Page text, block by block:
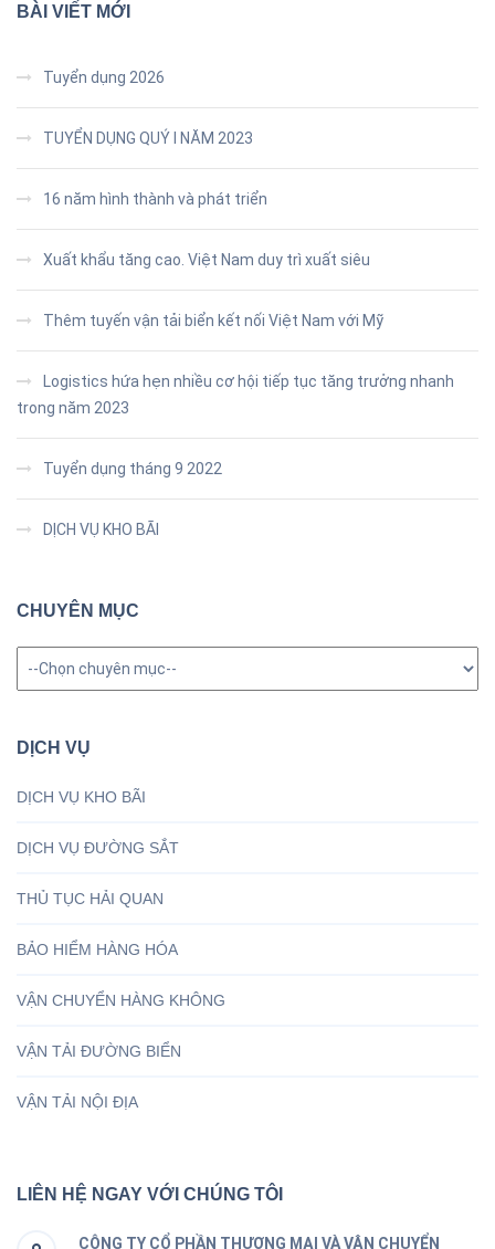
BÀI VIẾT MỚI
Tuyển dụng 2026
TUYỂN DỤNG QUÝ I NĂM 2023
16 năm hình thành và phát triển
Xuất khẩu tăng cao. Việt Nam duy trì xuất siêu
Thêm tuyến vận tải biển kết nối Việt Nam với Mỹ
Logistics hứa hẹn nhiều cơ hội tiếp tục tăng trưởng nhanh
trong năm 2023
Tuyển dụng tháng 9 2022
DỊCH VỤ KHO BÃI
CHUYÊN MỤC
Chuyên
mục
DỊCH VỤ
DỊCH VỤ KHO BÃI
DỊCH VỤ ĐƯỜNG SẮT
THỦ TỤC HẢI QUAN
BẢO HIỂM HÀNG HÓA
VẬN CHUYỂN HÀNG KHÔNG
VẬN TẢI ĐƯỜNG BIỂN
VẬN TẢI NỘI ĐỊA
LIÊN HỆ NGAY VỚI CHÚNG TÔI
CÔNG TY CỔ PHẦN THƯƠNG MẠI VÀ VẬN CHUYỂN